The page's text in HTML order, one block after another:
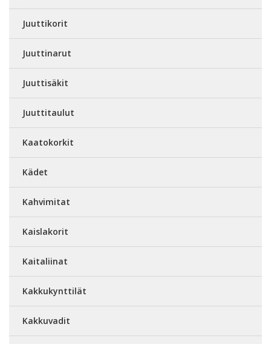
Juuttikorit
Juuttinarut
Juuttisäkit
Juuttitaulut
Kaatokorkit
Kädet
Kahvimitat
Kaislakorit
Kaitaliinat
Kakkukynttilät
Kakkuvadit